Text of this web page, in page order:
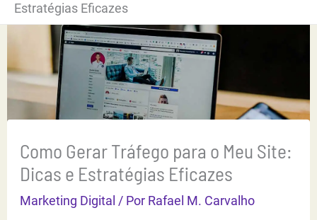
Estratégias Eficazes
Como Gerar Tráfego para o Meu Site:
Dicas e Estratégias Eficazes
Marketing Digital / Por Rafael M. Carvalho